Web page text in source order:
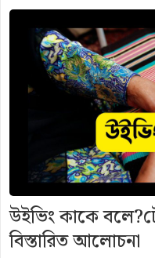
উইভিং কাকে
বিস্তারিত আলোচনা